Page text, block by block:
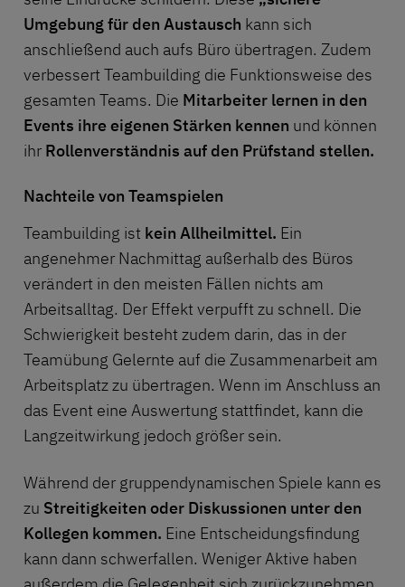
Umgebung für den Austausch kann sich
anschließend auch aufs Büro übertragen. Zudem
verbessert Teambuilding die Funktionsweise des
gesamten Teams. Die Mitarbeiter lernen in den
Events ihre eigenen Stärken kennen und können
ihr Rollenverständnis auf den Prüfstand stellen.
Nachteile von Teamspielen
Teambuilding ist kein Allheilmittel. Ein
angenehmer Nachmittag außerhalb des Büros
verändert in den meisten Fällen nichts am
Arbeitsalltag. Der Effekt verpufft zu schnell. Die
Schwierigkeit besteht zudem darin, das in der
Teamübung Gelernte auf die Zusammenarbeit am
Arbeitsplatz zu übertragen. Wenn im Anschluss an
das Event eine Auswertung stattfindet, kann die
Langzeitwirkung jedoch größer sein.
Während der gruppendynamischen Spiele kann es
zu Streitigkeiten oder Diskussionen unter den
Kollegen kommen. Eine Entscheidungsfindung
kann dann schwerfallen. Weniger Aktive haben